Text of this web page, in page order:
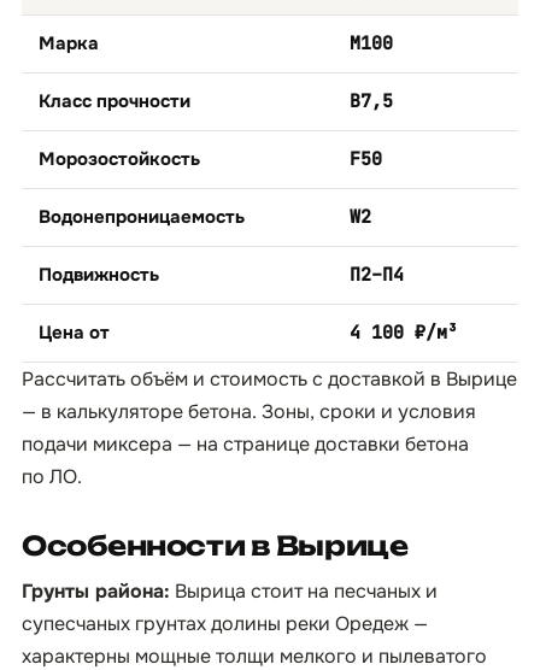
Марка М100
Класс прочности B7,5
Морозостойкость F50
Водонепроницаемость W2
Подвижность П2–П4
Цена от 4 100 ₽/м³
Рассчитать объём и стоимость с доставкой в Вырице
— в калькуляторе бетона. Зоны, сроки и условия
подачи миксера — на страницедоставки бетона
по ЛО.
Особенности в Вырице
Грунты района: Вырица стоит на песчаных и
супесчаных грунтах долины реки Оредеж —
характерны мощные толщи мелкого и пылеватого